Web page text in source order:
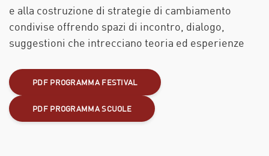
e alla costruzione di strategie di cambiamento
condivise offrendo spazi di incontro, dialogo,
suggestioni che intrecciano teoria ed esperienze
PDF PROGRAMMA FESTIVAL
PDF PROGRAMMA SCUOLE